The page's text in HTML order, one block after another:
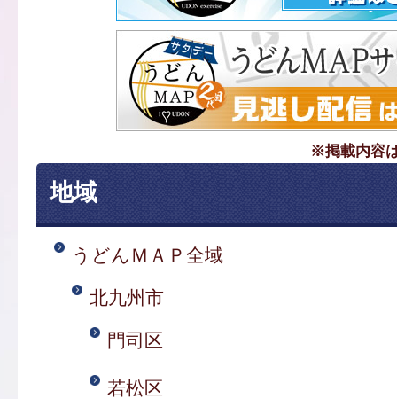
※掲載内容
地域
うどんＭＡＰ全域
北九州市
門司区
若松区